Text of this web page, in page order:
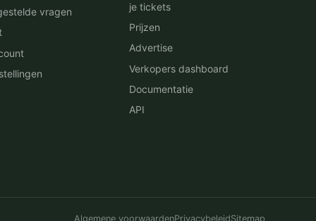
vragen
je tickets
Prijzen
Advertise
Verkopers dashboard
Documentatie
API
Algemene voorwaardenPrivacybeleidSitemap